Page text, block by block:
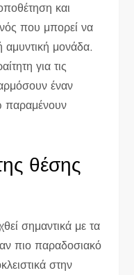
και
που μπορεί να
αμυντική μονάδα.
για τις
έναν
παραμένουν
θέσης
σημαντικά με τα
πιο παραδοσιακό
στην